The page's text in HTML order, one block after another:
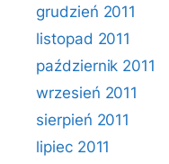
grudzień 2011
listopad 2011
październik 2011
wrzesień 2011
sierpień 2011
lipiec 2011